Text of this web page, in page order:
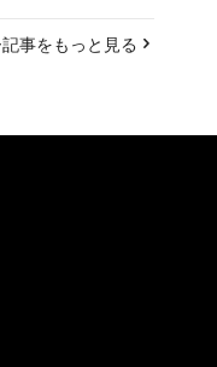
事をもっと見る